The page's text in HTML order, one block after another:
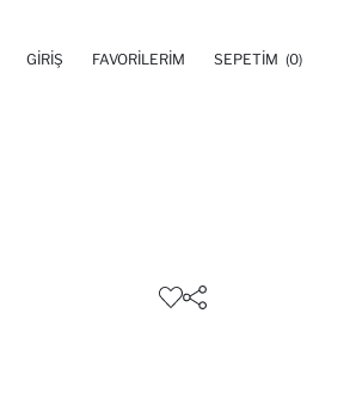
GIRIŞ FAVORILERIM SEPETIM (0)